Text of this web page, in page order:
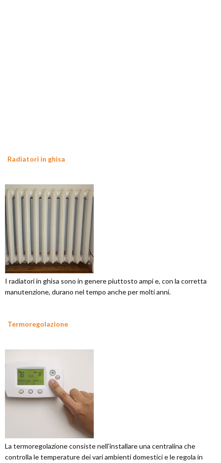
Radiatori in ghisa
I radiatori in ghisa sono in genere piuttosto ampi e, con la corretta
manutenzione, durano nel tempo anche per molti anni.
Termoregolazione
La termoregolazione consiste nell'installare una centralina che
controlla le temperature dei vari ambienti domestici e le regola in